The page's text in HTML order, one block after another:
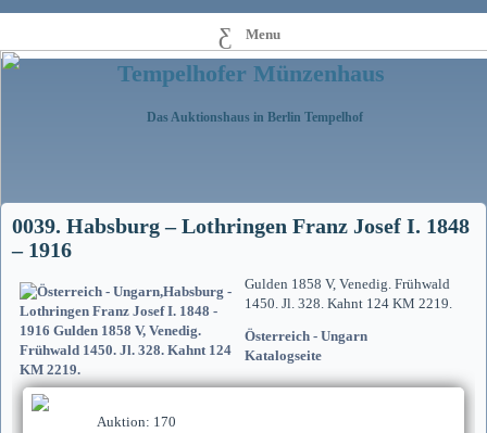
Menu
Tempelhofer Münzenhaus
Das Auktionshaus in Berlin Tempelhof
0039. Habsburg – Lothringen Franz Josef I. 1848
– 1916
Gulden 1858 V, Venedig. Frühwald
1450. Jl. 328. Kahnt 124 KM 2219.
Österreich - Ungarn
Katalogseite
Auktion: 170